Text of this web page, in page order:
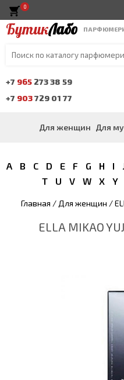
БутикЛабо
+7 965 273 38 59
+7 903729 01 77
Для женщин Для
0
A B C D E F G H I
T
U V W X Y
Главная / Для женщин /
ELLA MIKAO